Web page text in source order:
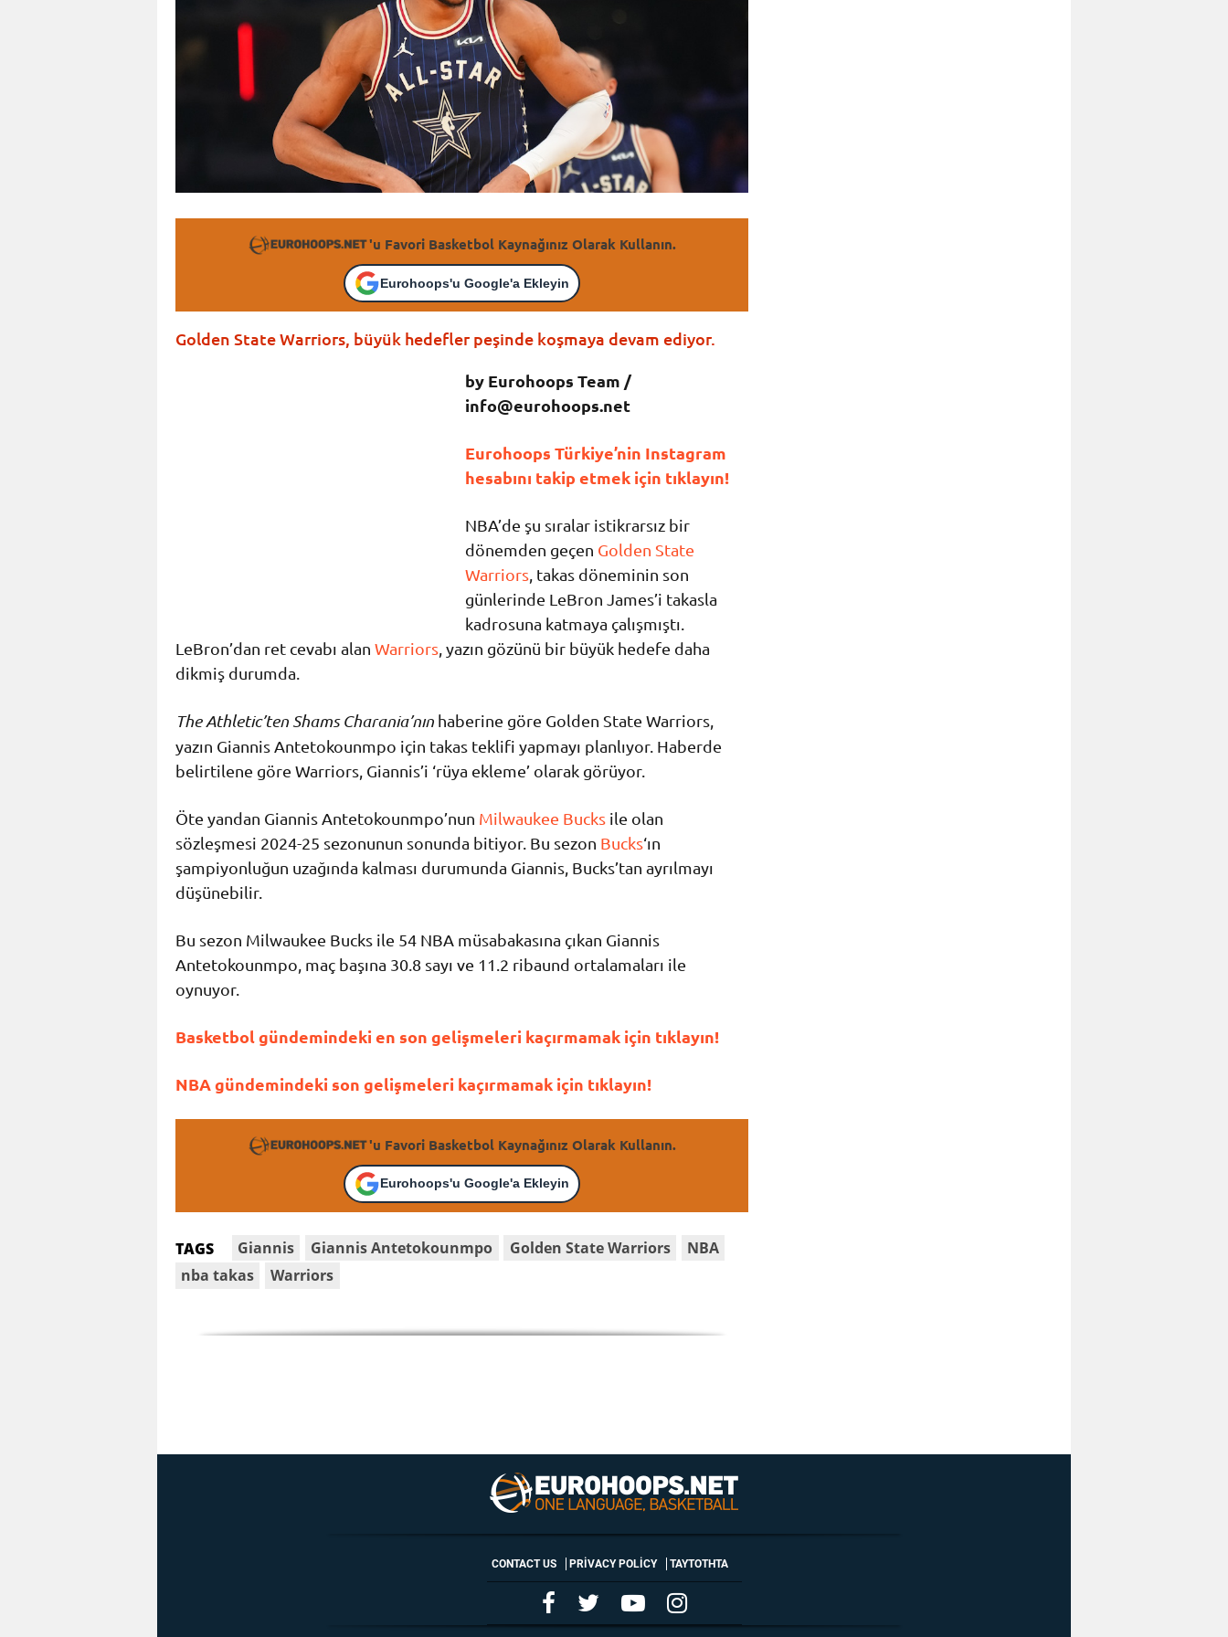
'u Favori Basketbol Kaynağınız Olarak Kullanın.
Eurohoops'u Google'a Ekleyin
Golden State Warriors, büyük hedefler peşinde koşmaya devam ediyor.
by Eurohoops Team /
info@eurohoops.net
Eurohoops Türkiye’nin Instagram
hesabını takip etmek için tıklayın!
NBA’de şu sıralar istikrarsız bir
dönemden geçen Golden State
Warriors, takas döneminin son
günlerinde LeBron James’i takasla
kadrosuna katmaya çalışmıştı.
LeBron’dan ret cevabı alan Warriors , yazın gözünü bir büyük hedefe daha
dikmiş durumda.
The Athletic’ten Shams Charania’nın haberine göre Golden State Warriors,
yazın Giannis Antetokounmpo için takas teklifi yapmayı planlıyor. Haberde
belirtilene göre Warriors, Giannis’i ‘rüya ekleme’ olarak görüyor.
Öte yandan Giannis Antetokounmpo’nun Milwaukee Bucks ile olan
sözleşmesi 2024-25 sezonunun sonunda bitiyor. Bu sezon Bucks‘ın
şampiyonluğun uzağında kalması durumunda Giannis, Bucks’tan ayrılmayı
düşünebilir.
Bu sezon Milwaukee Bucks ile 54 NBA müsabakasına çıkan Giannis
Antetokounmpo, maç başına 30.8 sayı ve 11.2 ribaund ortalamaları ile
oynuyor.
Basketbol gündemindeki en son gelişmeleri kaçırmamak için tıklayın!
NBA gündemindeki son gelişmeleri kaçırmamak için tıklayın!
'u Favori Basketbol Kaynağınız Olarak Kullanın.
Eurohoops'u Google'a Ekleyin
TAGS Giannis Giannis Antetokounmpo Golden State Warriors
NBA
nba takas
Warriors
CONTACT US PRIVACY POLICY ΤΑΥΤΟΤΗΤΑ